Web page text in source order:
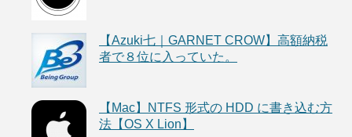
【Azuki七｜GARNET CROW】高額納税
者で８位に入っていた。
【Mac】NTFS 形式の HDD に書き込む方
法【OS X Lion】